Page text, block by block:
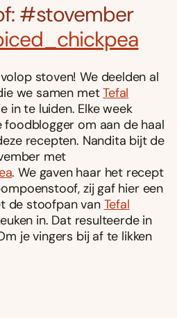
#stovember
stoven! We deelden al
we samen metTefal
in te luiden. Elke week
foodblogger om aan de haal
recepten. Nandita bijt de
met
. We gaven haar het recept
zij gaf hier een
de stoofpan van Tefal
in. Dat resulteerde in
je vingers bij af te likken